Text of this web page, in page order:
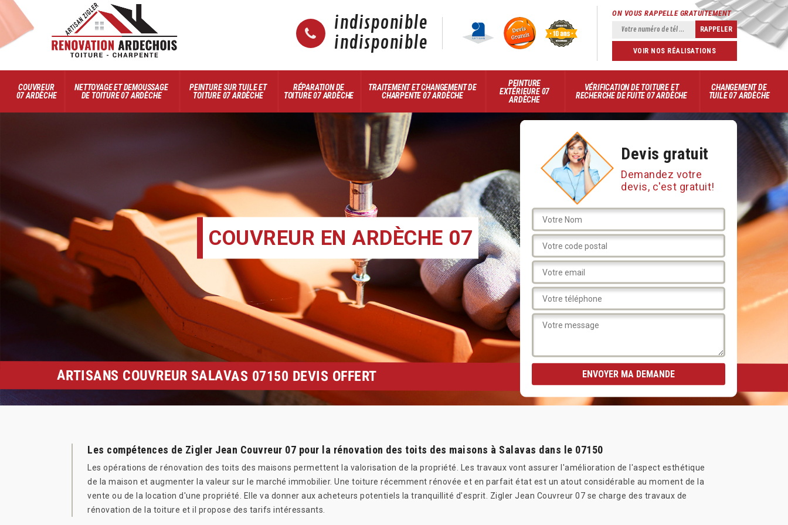
indisponible
indisponible
ON VOUS RAPPELLE GRATUITEMENT
VOIR NOS RÉALISATIONS
COUVREUR
07 ARDÈCHE
NETTOYAGE ET DEMOUSSAGE
DE TOITURE 07 ARDÈCHE
PEINTURE SUR TUILE ET
TOITURE 07 ARDÈCHE
RÉPARATION DE
TOITURE 07 ARDÈCHE
TRAITEMENT ET CHANGEMENT DE
CHARPENTE 07 ARDÈCHE
PEINTURE
EXTÉRIEURE 07
ARDÈCHE
VÉRIFICATION DE TOITURE ET
RECHERCHE DE FUITE 07 ARDÈCHE
CHANGEMENT DE
TUILE 07 ARDÈCHE
COUVREUR EN ARDÈCHE 07
Devis gratuit
Demandez votre
devis, c'est gratuit!
ARTISANS COUVREUR SALAVAS 07150 DEVIS OFFERT
Les compétences de Zigler Jean Couvreur 07 pour la rénovation des toits des maisons à Salavas dans le 07150
Les opérations de rénovation des toits des maisons permettent la valorisation de la propriété. Les travaux vont assurer l'amélioration de l'aspect esthétique
de la maison et augmenter la valeur sur le marché immobilier. Une toiture récemment rénovée et en parfait état est un atout considérable au moment de la
vente ou de la location d'une propriété. Elle va donner aux acheteurs potentiels la tranquillité d'esprit. Zigler Jean Couvreur 07 se charge des travaux de
rénovation de la toiture et il propose des tarifs intéressants.